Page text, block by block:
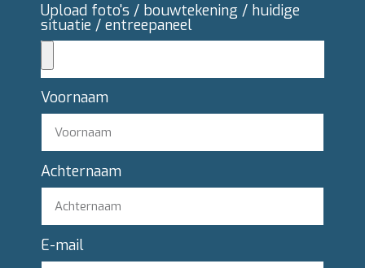
Upload foto's / bouwtekening / huidige
situatie / entreepaneel
Voornaam
Achternaam
E-mail